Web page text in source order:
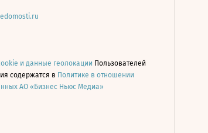
и данные геолокации Пользователей
содержатся в Политике в отношении
АО «Бизнес Ньюс Медиа»